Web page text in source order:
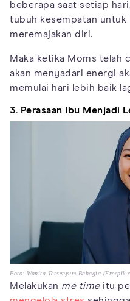
beberapa saat setiap
tubuh kesempatan untuk
meremajakan diri.
Maka ketika Moms telah
akan menyadari energi
memulai hari lebih baik
3. Perasaan Ibu Menjadi
Foto: Wanita Tersenyum Bahagia
Melakukan me timeitu